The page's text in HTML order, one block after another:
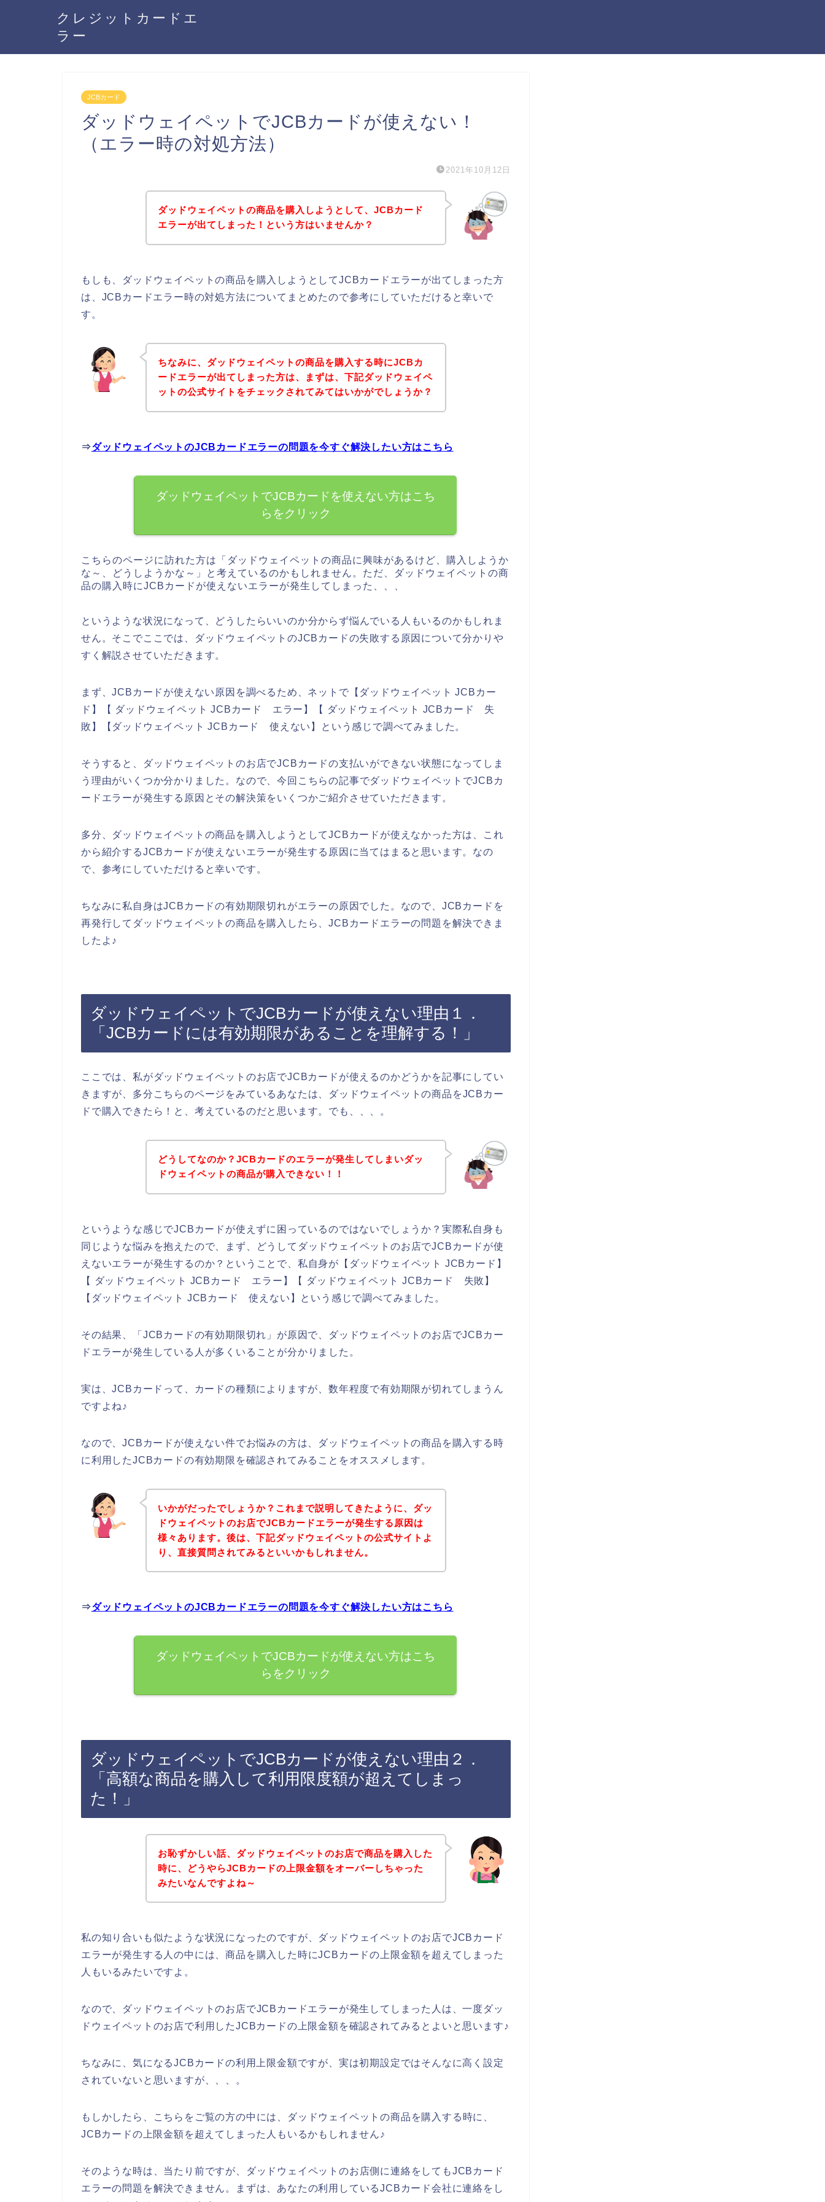
クレジットカードエ
ラー
JCBカード
ダッドウェイペットでJCBカードが使えない！
（エラー時の対処方法）
2021年10月12日
ダッドウェイペットの商品を購入しようとして、JCBカード
エラーが出てしまった！という方はいませんか？
もしも、ダッドウェイペットの商品を購入しようとしてJCBカードエラーが出てしまった方
は、JCBカードエラー時の対処方法についてまとめたので参考にしていただけると幸いで
す。
ちなみに、ダッドウェイペットの商品を購入する時にJCBカ
ードエラーが出てしまった方は、まずは、下記ダッドウェイペ
ットの公式サイトをチェックされてみてはいかがでしょうか？
⇒ダッドウェイペットのJCBカードエラーの問題を今すぐ解決したい方はこちら
ダッドウェイペットでJCBカードを使えない方はこち
らをクリック
こちらのページに訪れた方は「ダッドウェイペットの商品に興味があるけど、購入しようか
な～、どうしようかな～」と考えているのかもしれません。ただ、ダッドウェイペットの商
品の購入時にJCBカードが使えないエラーが発生してしまった、、、
というような状況になって、どうしたらいいのか分からず悩んでいる人もいるのかもしれま
せん。そこでここでは、ダッドウェイペットのJCBカードの失敗する原因について分かりや
すく解説させていただきます。
まず、JCBカードが使えない原因を調べるため、ネットで【ダッドウェイペット JCBカー
ド】【 ダッドウェイペット JCBカード エラー】【 ダッドウェイペット JCBカード 失
敗】【ダッドウェイペット JCBカード 使えない】という感じで調べてみました。
そうすると、ダッドウェイペットのお店でJCBカードの支払いができない状態になってしま
う理由がいくつか分かりました。なので、今回こちらの記事でダッドウェイペットでJCBカ
ードエラーが発生する原因とその解決策をいくつかご紹介させていただきます。
多分、ダッドウェイペットの商品を購入しようとしてJCBカードが使えなかった方は、これ
から紹介するJCBカードが使えないエラーが発生する原因に当てはまると思います。なの
で、参考にしていただけると幸いです。
ちなみに私自身はJCBカードの有効期限切れがエラーの原因でした。なので、JCBカードを
再発行してダッドウェイペットの商品を購入したら、JCBカードエラーの問題を解決できま
したよ♪
ダッドウェイペットでJCBカードが使えない理由１．
「JCBカードには有効期限があることを理解する！」
ここでは、私がダッドウェイペットのお店でJCBカードが使えるのかどうかを記事にしてい
きますが、多分こちらのページをみているあなたは、ダッドウェイペットの商品をJCBカー
ドで購入できたら！と、考えているのだと思います。でも、、、。
どうしてなのか？JCBカードのエラーが発生してしまいダッ
ドウェイペットの商品が購入できない！！
というような感じでJCBカードが使えずに困っているのではないでしょうか？実際私自身も
同じような悩みを抱えたので、まず、どうしてダッドウェイペットのお店でJCBカードが使
えないエラーが発生するのか？ということで、私自身が【ダッドウェイペット JCBカード】
【 ダッドウェイペット JCBカード エラー】【 ダッドウェイペット JCBカード 失敗】
【ダッドウェイペット JCBカード 使えない】という感じで調べてみました。
その結果、「JCBカードの有効期限切れ」が原因で、ダッドウェイペットのお店でJCBカー
ドエラーが発生している人が多くいることが分かりました。
実は、JCBカードって、カードの種類によりますが、数年程度で有効期限が切れてしまうん
ですよね♪
なので、JCBカードが使えない件でお悩みの方は、ダッドウェイペットの商品を購入する時
に利用したJCBカードの有効期限を確認されてみることをオススメします。
いかがだったでしょうか？これまで説明してきたように、ダッ
ドウェイペットのお店でJCBカードエラーが発生する原因は
様々あります。後は、下記ダッドウェイペットの公式サイトよ
り、直接質問されてみるといいかもしれません。
⇒ダッドウェイペットのJCBカードエラーの問題を今すぐ解決したい方はこちら
ダッドウェイペットでJCBカードが使えない方はこち
らをクリック
ダッドウェイペットでJCBカードが使えない理由２．
「高額な商品を購入して利用限度額が超えてしまっ
た！」
お恥ずかしい話、ダッドウェイペットのお店で商品を購入した
時に、どうやらJCBカードの上限金額をオーバーしちゃった
みたいなんですよね～
私の知り合いも似たような状況になったのですが、ダッドウェイペットのお店でJCBカード
エラーが発生する人の中には、商品を購入した時にJCBカードの上限金額を超えてしまった
人もいるみたいですよ。
なので、ダッドウェイペットのお店でJCBカードエラーが発生してしまった人は、一度ダッ
ドウェイペットのお店で利用したJCBカードの上限金額を確認されてみるとよいと思います♪
ちなみに、気になるJCBカードの利用上限金額ですが、実は初期設定ではそんなに高く設定
されていないと思いますが、、、。
もしかしたら、こちらをご覧の方の中には、ダッドウェイペットの商品を購入する時に、
JCBカードの上限金額を超えてしまった人もいるかもしれません♪
そのような時は、当たり前ですが、ダッドウェイペットのお店側に連絡をしてもJCBカード
エラーの問題を解決できません。まずは、あなたの利用しているJCBカード会社に連絡をし